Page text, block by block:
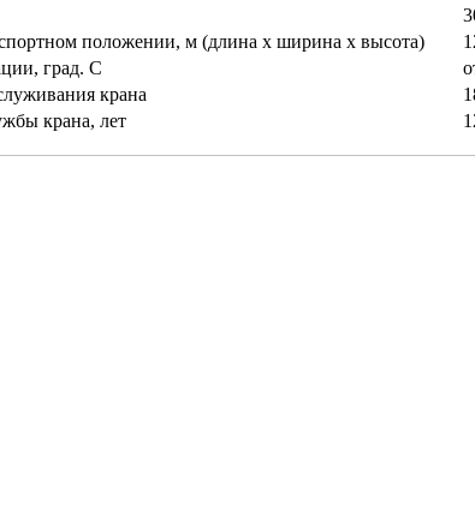
положении, м (длина х ширина х высота)
град. С
крана
крана, лет